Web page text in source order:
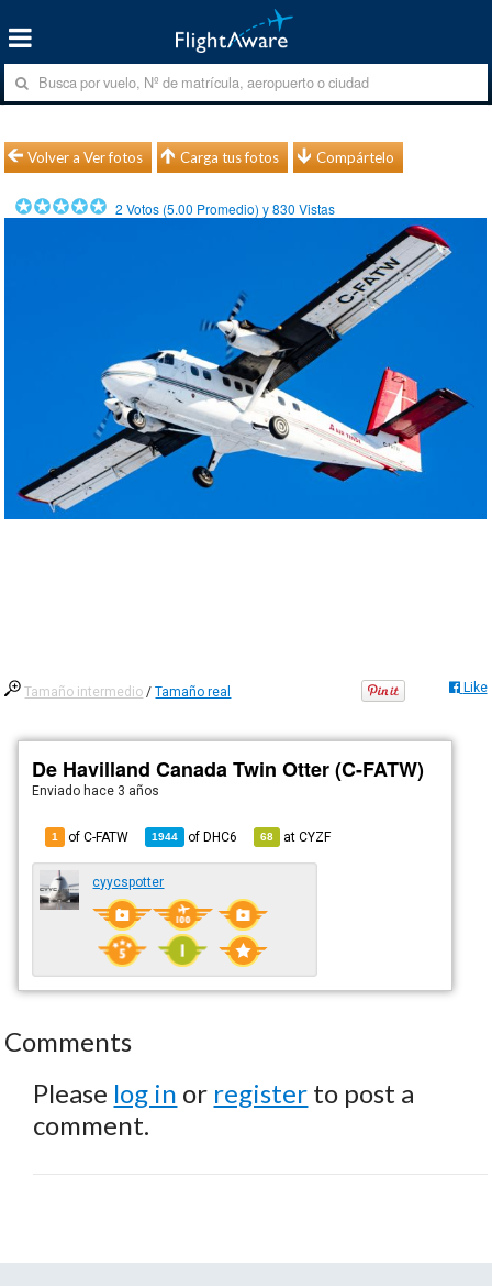
Volver a Ver fotos Carga tus fotos Compártelo
2 Votos (5.00 Promedio) y830 Vistas
Tamaño intermedio /Tamaño real Like
De Havilland Canada Twin Otter (C-FATW)
Enviado hace 3 años
1 of C-FATW 1944 ofDHC6 68 atCYZF
cyycspotter
Comments
Please log in or register to post a
comment.